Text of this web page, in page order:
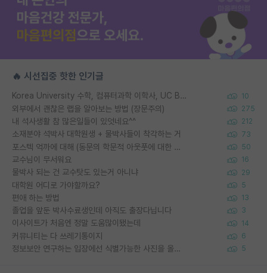
🔥 시선집중 핫한 인기글
Korea University 수학, 컴퓨터과학 이학사, UC Berkeley 산업공학 대학원 공학박사가 되는 것은 쉽지 않겠죠? 10
외부에서 괜찮은 랩을 알아보는 방법 (장문주의) 275
내 석사생활 참 많은일들이 있엇네요^^ 212
소재분야 석박사 대학원생 + 물박사들이 착각하는 거 73
포스텍 억까에 대해 (동문의 학문적 아웃풋에 대한 반박) 50
교수님이 무서워요 16
물박사 되는 건 교수탓도 있는거 아니냐 29
대학원 어디로 가야할까요? 5
편애 하는 방법 13
졸업을 앞둔 박사수료생인데 아직도 출장다닙니다 3
이사이트가 처음엔 정말 도움많이됐는데 14
커뮤니티는 다 쓰레기통이지 6
정보보안 연구하는 입장에선 식별가능한 사진을 올리는건 비추이긴함 5